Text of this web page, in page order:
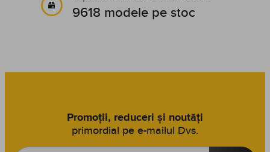
9618 modele pe stoc
Promoții, reduceri și noutăți
primordial pe e-mailul Dvs.